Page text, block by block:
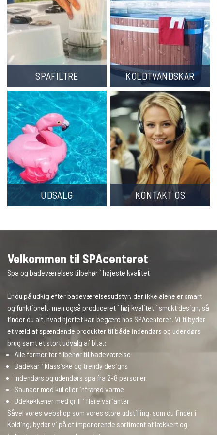
SPAFILTRE KOLDTVANDSKAR
UDSALG KONTAKT OS
Velkommen til SPAcenteret
Spa og badeværelses tilbehør i højeste kvalitet
Er du på udkig efter badeværelsesudstyr, der ikke alene er smart
og funktionelt, men også produceret i høj kvalitet i smukt design, så
finder du alt, hvad hjertet kan begære hos SPAcenteret. Vi tilbyder
et væld af spændende produkter til både indendørs og udendørs
brug samt et stort udvalg af bl.a.:
Alle former for tilbehør til badeværelse
Badekar i klassiske og trendy designs
Indendørs og udendørs spa fra 2-8 personer
Saunaer med kul eller infrarød varme
Udekøkkener med grill i flere varianter
Såvel vores webshop som vores store udstilling, som du finder i
Kolding, byder vi på et imponerende sortiment af lækkert og